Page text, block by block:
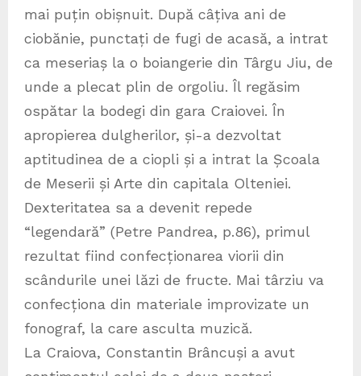
mai puțin obișnuit. După câțiva ani de
ciobănie, punctați de fugi de acasă, a intrat
ca meseriaș la o boiangerie din Târgu Jiu, de
unde a plecat plin de orgoliu. Îl regăsim
ospătar la bodegi din gara Craiovei. În
apropierea dulgherilor, și-a dezvoltat
aptitudinea de a ciopli și a intrat la Școala
de Meserii și Arte din capitala Olteniei.
Dexteritatea sa a devenit repede
“legendară” (Petre Pandrea, p.86), primul
rezultat fiind confecționarea viorii din
scândurile unei lăzi de fructe. Mai târziu va
confecționa din materiale improvizate un
fonograf, la care asculta muzică.
La Craiova, Constantin Brâncuși a avut